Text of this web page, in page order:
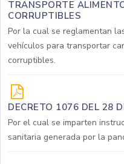
TRANSPORTE
CORRUPTIBLES
Por la cual se reglamentan
vehículos para transportar
corruptibles.
DECRETO 1076 DEL 28
Por el cual se imparten
sanitaria generada por la